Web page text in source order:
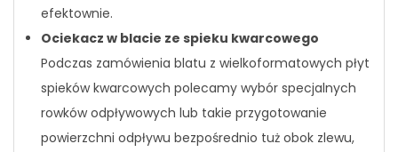
efektownie.
Ociekacz w blacie ze spieku kwarcowego
Podczas zamówienia blatu z wielkoformatowych płyt
spieków kwarcowych polecamy wybór specjalnych
rowków odpływowych lub takie przygotowanie
powierzchni odpływu bezpośrednio tuż obok zlewu,